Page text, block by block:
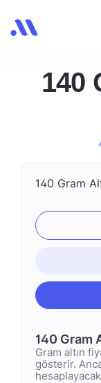
140
140 Gram
140 Gram
Gram altın
gösterir.